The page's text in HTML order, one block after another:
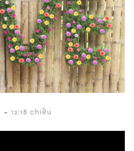
- 12:18 chiều